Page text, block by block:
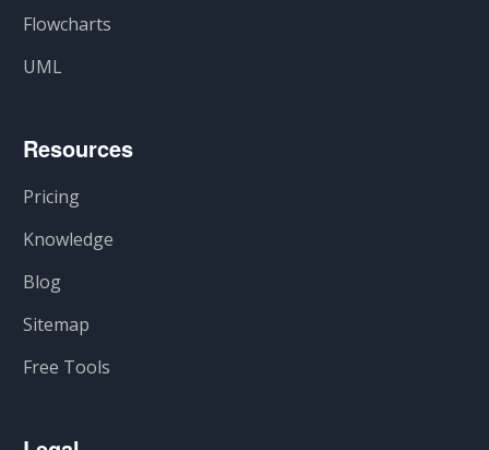
Flowcharts
UML
Resources
Pricing
Knowledge
Blog
Sitemap
Free Tools